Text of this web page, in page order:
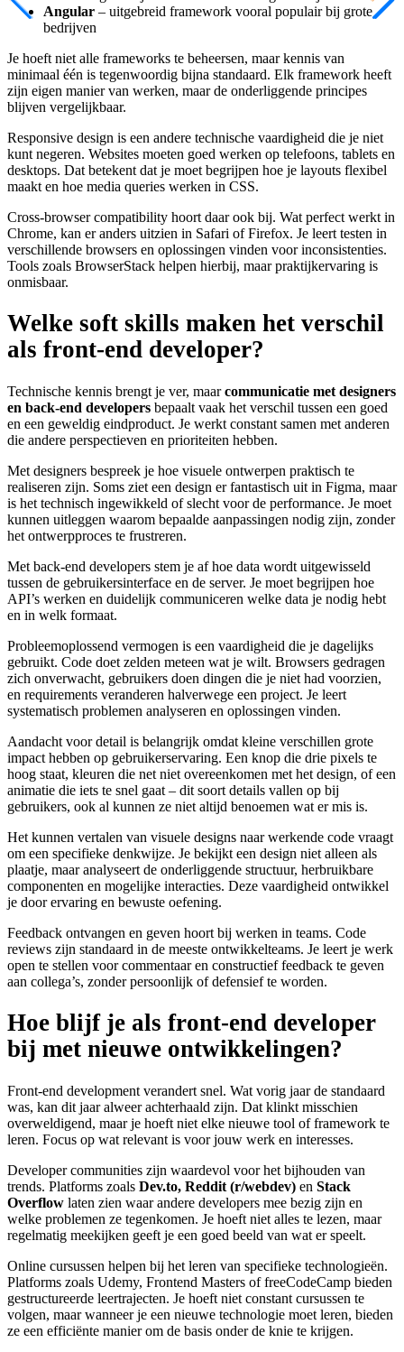
Angular – uitgebreid framework vooral populair bij grote
bedrijven
Je hoeft niet alle frameworks te beheersen, maar kennis van
minimaal één is tegenwoordig bijna standaard. Elk framework heeft
zijn eigen manier van werken, maar de onderliggende principes
blijven vergelijkbaar.
Responsive design is een andere technische vaardigheid die je niet
kunt negeren. Websites moeten goed werken op telefoons, tablets en
desktops. Dat betekent dat je moet begrijpen hoe je layouts flexibel
maakt en hoe media queries werken in CSS.
Cross-browser compatibility hoort daar ook bij. Wat perfect werkt in
Chrome, kan er anders uitzien in Safari of Firefox. Je leert testen in
verschillende browsers en oplossingen vinden voor inconsistenties.
Tools zoals BrowserStack helpen hierbij, maar praktijkervaring is
onmisbaar.
Welke soft skills maken het verschil
als front-end developer?
Technische kennis brengt je ver, maarcommunicatie met designers
en back-end developers bepaalt vaak het verschil tussen een goed
en een geweldig eindproduct. Je werkt constant samen met anderen
die andere perspectieven en prioriteiten hebben.
Met designers bespreek je hoe visuele ontwerpen praktisch te
realiseren zijn. Soms ziet een design er fantastisch uit in Figma, maar
is het technisch ingewikkeld of slecht voor de performance. Je moet
kunnen uitleggen waarom bepaalde aanpassingen nodig zijn, zonder
het ontwerpproces te frustreren.
Met back-end developers stem je af hoe data wordt uitgewisseld
tussen de gebruikersinterface en de server. Je moet begrijpen hoe
API’s werken en duidelijk communiceren welke data je nodig hebt
en in welk formaat.
Probleemoplossend vermogen is een vaardigheid die je dagelijks
gebruikt. Code doet zelden meteen wat je wilt. Browsers gedragen
zich onverwacht, gebruikers doen dingen die je niet had voorzien,
en requirements veranderen halverwege een project. Je leert
systematisch problemen analyseren en oplossingen vinden.
Aandacht voor detail is belangrijk omdat kleine verschillen grote
impact hebben op gebruikerservaring. Een knop die drie pixels te
hoog staat, kleuren die net niet overeenkomen met het design, of een
animatie die iets te snel gaat – dit soort details vallen op bij
gebruikers, ook al kunnen ze niet altijd benoemen wat er mis is.
Het kunnen vertalen van visuele designs naar werkende code vraagt
om een specifieke denkwijze. Je bekijkt een design niet alleen als
plaatje, maar analyseert de onderliggende structuur, herbruikbare
componenten en mogelijke interacties. Deze vaardigheid ontwikkel
je door ervaring en bewuste oefening.
Feedback ontvangen en geven hoort bij werken in teams. Code
reviews zijn standaard in de meeste ontwikkelteams. Je leert je werk
open te stellen voor commentaar en constructief feedback te geven
aan collega’s, zonder persoonlijk of defensief te worden.
Hoe blijf je als front-end developer
bij met nieuwe ontwikkelingen?
Front-end development verandert snel. Wat vorig jaar de standaard
was, kan dit jaar alweer achterhaald zijn. Dat klinkt misschien
overweldigend, maar je hoeft niet elke nieuwe tool of framework te
leren. Focus op wat relevant is voor jouw werk en interesses.
Developer communities zijn waardevol voor het bijhouden van
trends. Platforms zoals Dev.to, Reddit (r/webdev) en Stack
Overflow laten zien waar andere developers mee bezig zijn en
welke problemen ze tegenkomen. Je hoeft niet alles te lezen, maar
regelmatig meekijken geeft je een goed beeld van wat er speelt.
Online cursussen helpen bij het leren van specifieke technologieën.
Platforms zoals Udemy, Frontend Masters of freeCodeCamp bieden
gestructureerde leertrajecten. Je hoeft niet constant cursussen te
volgen, maar wanneer je een nieuwe technologie moet leren, bieden
ze een efficiënte manier om de basis onder de knie te krijgen.